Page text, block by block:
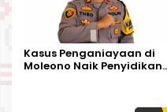
Kasus Penganiayaan di
Moleono Naik Penyidikan,